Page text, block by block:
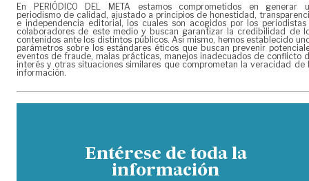
En PERIÓDICO DEL META estamos comprometidos en generar
periodismo de calidad, ajustado a principios de honestidad,
e independencia editorial, los cuales son acogidos por los periodistas
colaboradores de este medio y buscan garantizar la credibilidad de
contenidos ante los distintos públicos. Así mismo, hemos establecido
parámetros sobre los estándares éticos que buscan prevenir
eventos de fraude, malas prácticas, manejos inadecuados de conflicto
interés y otras situaciones similares que comprometan la veracidad de
información.
Entérese de toda la
información